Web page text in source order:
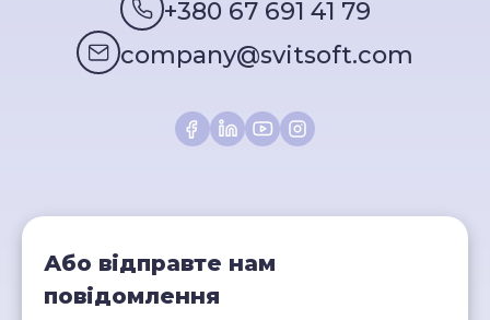
+380 67 691 41 79
company@svitsoft.com
Або відправте нам
повідомлення